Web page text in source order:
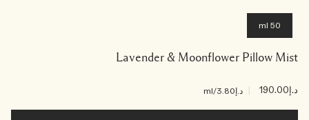
50 ml
Lavender & Moonflower Pillow Mist
د.إ190.00 د.إ3.80 /ml